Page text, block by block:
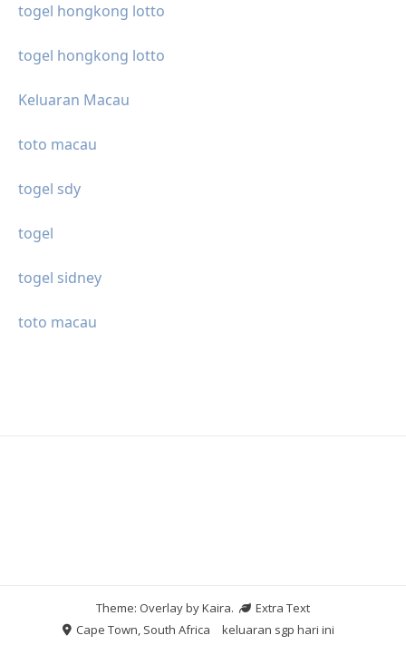
togel hongkong lotto
togel hongkong lotto
Keluaran Macau
toto macau
togel sdy
togel
togel sidney
toto macau
Theme: Overlay byKaira.
Extra Text
Cape Town, South Africa
keluaran sgp hari ini